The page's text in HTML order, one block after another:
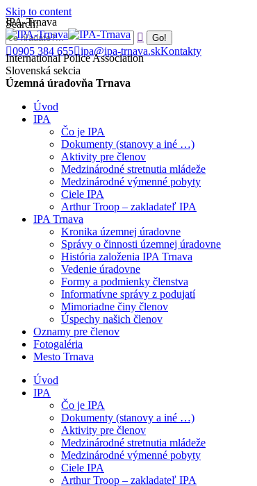
Skip to content
Search:
0905 384 655 ipa@ipa-trnava.skKontakty
IPA-Trnava
International Police Association
Slovenská sekcia
Územná úradovňa Trnava
Úvod
IPA
Čo je IPA
Dokumenty (stanovy a iné …)
Aktivity pre členov
Medzinárodné stretnutia mládeže
Medzinárodné výmenné pobyty
Ciele IPA
Arthur Troop – zakladateľ IPA
IPA Trnava
Kronika územnej úradovne
Správy o činnosti územnej úradovne
História založenia IPA Trnava
Vedenie úradovne
Formy a podmienky členstva
Informatívne správy z podujatí
Mimoriadne činy členov
Úspechy našich členov
Oznamy pre členov
Fotogaléria
Mesto Trnava
Úvod
IPA
Čo je IPA
Dokumenty (stanovy a iné …)
Aktivity pre členov
Medzinárodné stretnutia mládeže
Medzinárodné výmenné pobyty
Ciele IPA
Arthur Troop – zakladateľ IPA